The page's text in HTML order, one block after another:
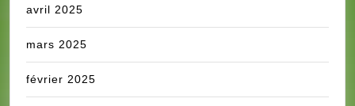
avril 2025
mars 2025
février 2025